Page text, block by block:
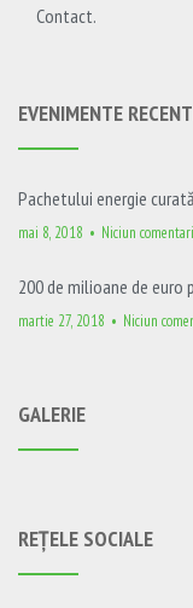
Contact.
EVENIMENTE
Pachetului energie
mai 8, 2018 Niciun
200 de milioane de
martie 27, 2018 Niciun
GALERIE
REȚELE SOCIALE